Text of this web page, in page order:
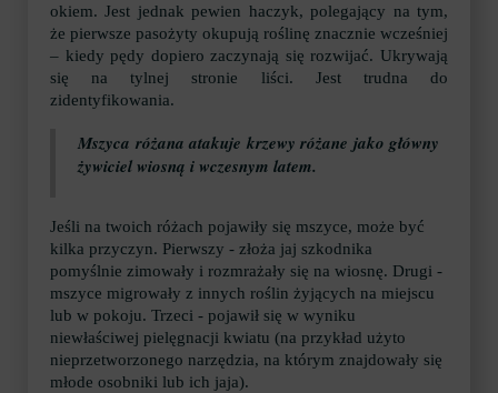
okiem. Jest jednak pewien haczyk, polegający na tym,
że pierwsze pasożyty okupują roślinę znacznie wcześniej
– kiedy pędy dopiero zaczynają się rozwijać. Ukrywają
się na tylnej stronie liści. Jest trudna do
zidentyfikowania.
Mszyca różana atakuje krzewy różane jako główny
żywiciel wiosną i wczesnym latem.
Jeśli na twoich różach pojawiły się mszyce, może być
kilka przyczyn. Pierwszy - złoża jaj szkodnika
pomyślnie zimowały i rozmrażały się na wiosnę. Drugi -
mszyce migrowały z innych roślin żyjących na miejscu
lub w pokoju. Trzeci - pojawił się w wyniku
niewłaściwej pielęgnacji kwiatu (na przykład użyto
nieprzetworzonego narzędzia, na którym znajdowały się
młode osobniki lub ich jaja).